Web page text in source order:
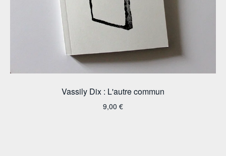
Vassily Dix : L'autre commun
9,00 €